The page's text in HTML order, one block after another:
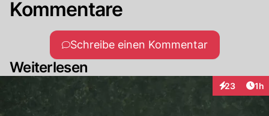
Kommentare
Schreibe einen Kommentar
Weiterlesen
23
Interaktionen
1h